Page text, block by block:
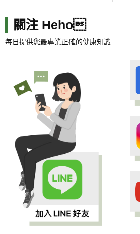
關注 Heho
每日提供您最專業正確的健康知識